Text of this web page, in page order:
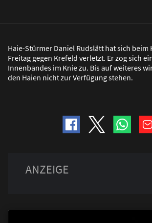
Haie-Stürmer Daniel Rudslätt hat sich beim
Freitag gegen Krefeld verletzt. Er zog sich
Innenbandes im Knie zu. Bis auf weiteres
den Haien nicht zur Verfügung stehen.